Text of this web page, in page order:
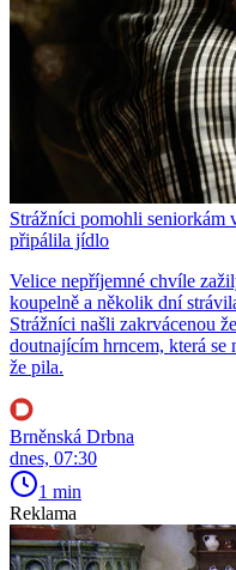
Strážníci pomohli seniorkám
připálila jídlo
Velice nepříjemné chvíle
koupelně a několik dní
Strážníci našli zakrvácenou
doutnajícím hrncem, která se
že pila.
Brněnská Drbna
dnes, 07:30
1 min
Reklama